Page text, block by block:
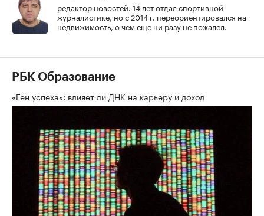
редактор новостей. 14 лет отдал спортивной
журналистике, но с 2014 г. переориентировался на
недвижимость, о чем еще ни разу не пожалел.
РБК Образование
«Ген успеха»: влияет ли ДНК на карьеру и доход